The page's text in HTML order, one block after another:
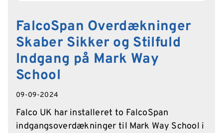
FalcoSpan Overdækninger
Skaber Sikker og Stilfuld
Indgang på Mark Way
School
09-09-2024
Falco UK har installeret to FalcoSpan
indgangsoverdækninger til Mark Way School i